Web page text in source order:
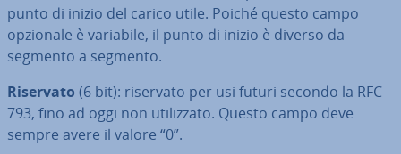
punto di inizio del carico utile. Poiché questo campo
opzionale è variabile, il punto di inizio è diverso da
segmento a segmento.
Riservato (6 bit): riservato per usi futuri secondo la RFC
793, fino ad oggi non uti­liz­za­to. Questo campo deve
sempre avere il valore “0”.